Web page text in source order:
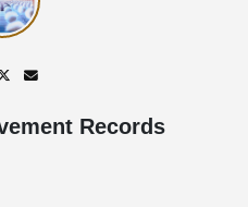
Records